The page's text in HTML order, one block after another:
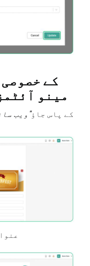
مینو
کے پاس جاؤ"ویب